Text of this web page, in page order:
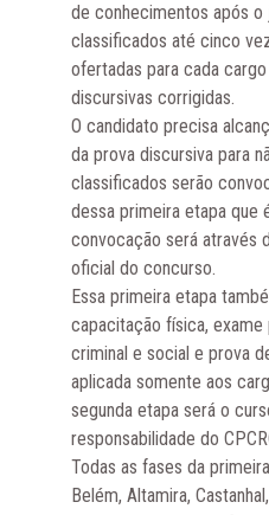
de conhecimentos após o
classificados até cinco
ofertadas para cada
discursivas corrigidas.
O candidato precisa
da prova discursiva para
classificados serão
dessa primeira etapa que
convocação será através
oficial do concurso.
Essa primeira etapa
capacitação física,
criminal e social e prova
aplicada somente aos
segunda etapa será o
responsabilidade do
Todas as fases da
Belém, Altamira,